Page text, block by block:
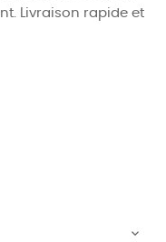
Livraison rapide et
